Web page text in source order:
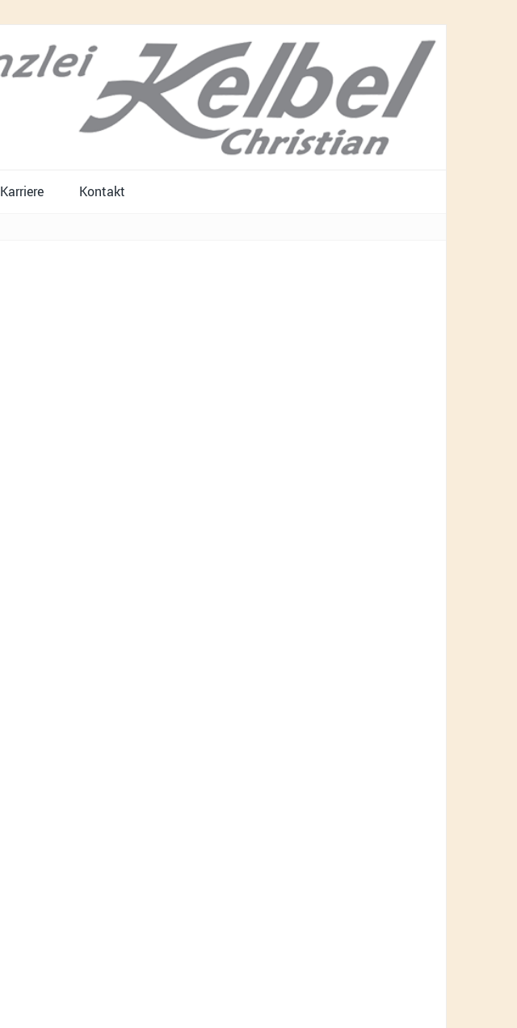
Karriere Kontakt